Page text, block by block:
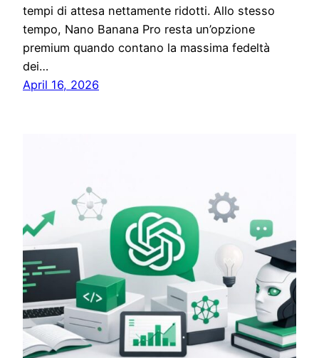
tempi di attesa nettamente ridotti. Allo stesso
tempo, Nano Banana Pro resta un’opzione
premium quando contano la massima fedeltà
dei…
April 16, 2026